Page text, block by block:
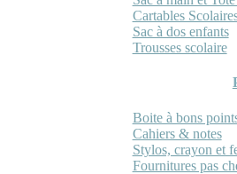
Cartables
Sac à dos enfants
Trousses scolaire
Boite à bons
Cahiers & notes
Stylos, crayon et
Fournitures pas